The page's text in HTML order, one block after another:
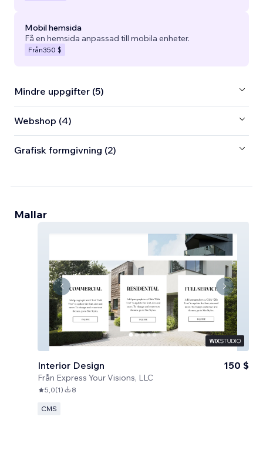
Mobil hemsida
Få en hemsida anpassad till mobila enheter.
Från350 $
Mindre uppgifter (5)
Webshop (4)
Grafisk formgivning (2)
Mallar
Interior Design
Från Express Your Visions, LLC
150 $
5,0(1) 8
CMS